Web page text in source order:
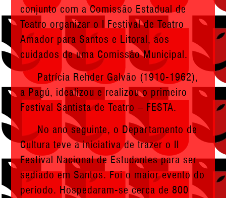
conjunto com a Comissão Estadual de
Teatro organizar o I Festival de Teatro
Amador para Santos e Litoral, aos
cuidados de uma Comissão Municipal.
Patrícia Rehder Galvão (1910-1962),
a Pagú, idealizou e realizou o primeiro
Festival Santista de Teatro – FESTA.
No ano seguinte, o Departamento de
Cultura teve a iniciativa de trazer o II
Festival Nacional de Estudantes para ser
sediado em Santos. Foi o maior evento do
período. Hospedaram-se cerca de 800